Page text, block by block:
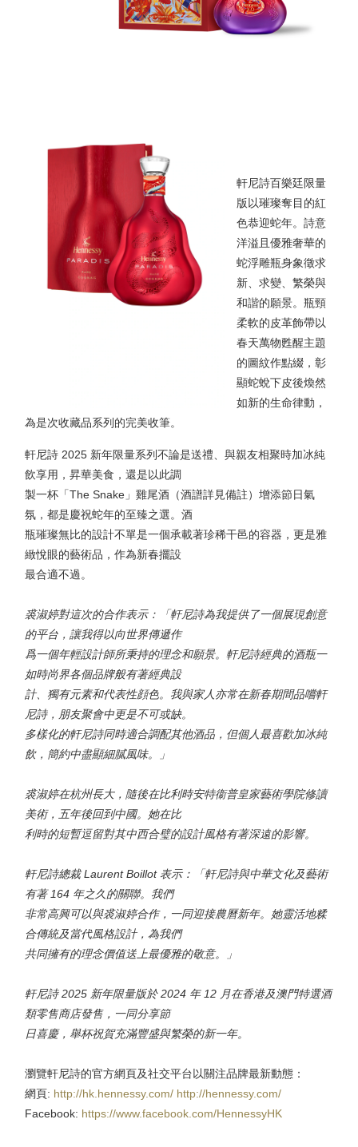
軒尼詩百樂廷限量
版以璀璨奪目的紅
色恭迎蛇年。詩意
洋溢且優雅奢華的
蛇浮雕瓶身象徵求
新、求變、繁榮與
和諧的願景。瓶頸
柔軟的皮革飾帶以
春天萬物甦醒主題
的圖紋作點綴，彰
顯蛇蛻下皮後煥然
如新的生命律動，
為是次收藏品系列的完美收筆。
軒尼詩 2025 新年限量系列不論是送禮、與親友相聚時加冰純
飲享用，昇華美食，還是以此調
製一杯「The Snake」雞尾酒（酒譜詳見備註）增添節日氣
氛，都是慶祝蛇年的至臻之選。酒
瓶璀璨無比的設計不單是一個承載著珍稀干邑的容器，更是雅
緻悅眼的藝術品，作為新春擺設
最合適不過。
裘淑婷對這次的合作表示：「軒尼詩為我提供了一個展現創意
的平台，讓我得以向世界傳遞作
爲一個年輕設計師所秉持的理念和願景。軒尼詩經典的酒瓶一
如時尚界各個品牌般有著經典設
計、獨有元素和代表性顔色。我與家人亦常在新春期間品嚐軒
尼詩，朋友聚會中更是不可或缺。
多樣化的軒尼詩同時適合調配其他酒品，但個人最喜歡加冰純
飲，簡約中盡顯細膩風味。」
裘淑婷在杭州長大，隨後在比利時安特衞普皇家藝術學院修讀
美術，五年後回到中國。她在比
利時的短暫逗留對其中西合璧的設計風格有著深遠的影響。
軒尼詩總裁 Laurent Boillot 表示：「軒尼詩與中華文化及藝術
有著 164 年之久的關聯。我們
非常高興可以與裘淑婷合作，一同迎接農曆新年。她靈活地糅
合傳統及當代風格設計，為我們
共同擁有的理念價值送上最優雅的敬意。」
軒尼詩 2025 新年限量版於 2024 年 12 月在香港及澳門特選酒
類零售商店發售，一同分享節
日喜慶，舉杯祝賀充滿豐盛與繁榮的新一年。
瀏覽軒尼詩的官方網頁及社交平台以關注品牌最新動態：
網頁: http://hk.hennessy.com/ http://hennessy.com/
Facebook: https://www.facebook.com/HennessyHK